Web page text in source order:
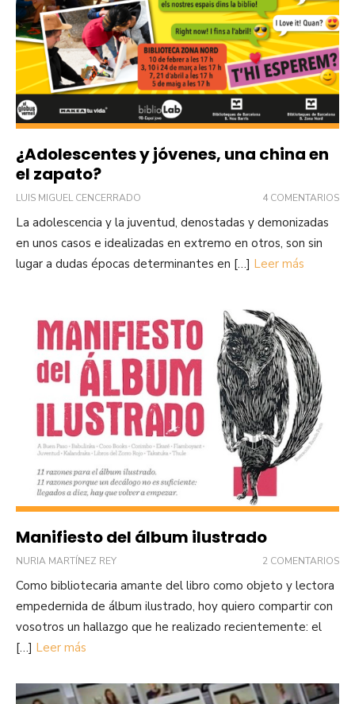
¿Adolescentes y jóvenes, una china en
el zapato?
LUIS MIGUEL CENCERRADO 4 COMENTARIOS
La adolescencia y la juventud, denostadas y demonizadas
en unos casos e idealizadas en extremo en otros, son sin
lugar a dudas épocas determinantes en […] Leer más
Manifiesto del álbum ilustrado
NURIA MARTÍNEZ REY 2 COMENTARIOS
Como bibliotecaria amante del libro como objeto y lectora
empedernida de álbum ilustrado, hoy quiero compartir con
vosotros un hallazgo que he realizado recientemente: el
[…] Leer más